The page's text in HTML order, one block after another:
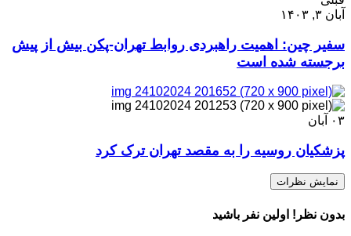
آبان ۳, ۱۴۰۳
سفیر چین: اهمیت راهبردی روابط تهران-پکن بیش از پیش
برجسته شده است
۰۳ آبان
پزشکیان روسیه را به مقصد تهران ترک کرد
نمایش نظرات
بدون نظر! اولین نفر باشید